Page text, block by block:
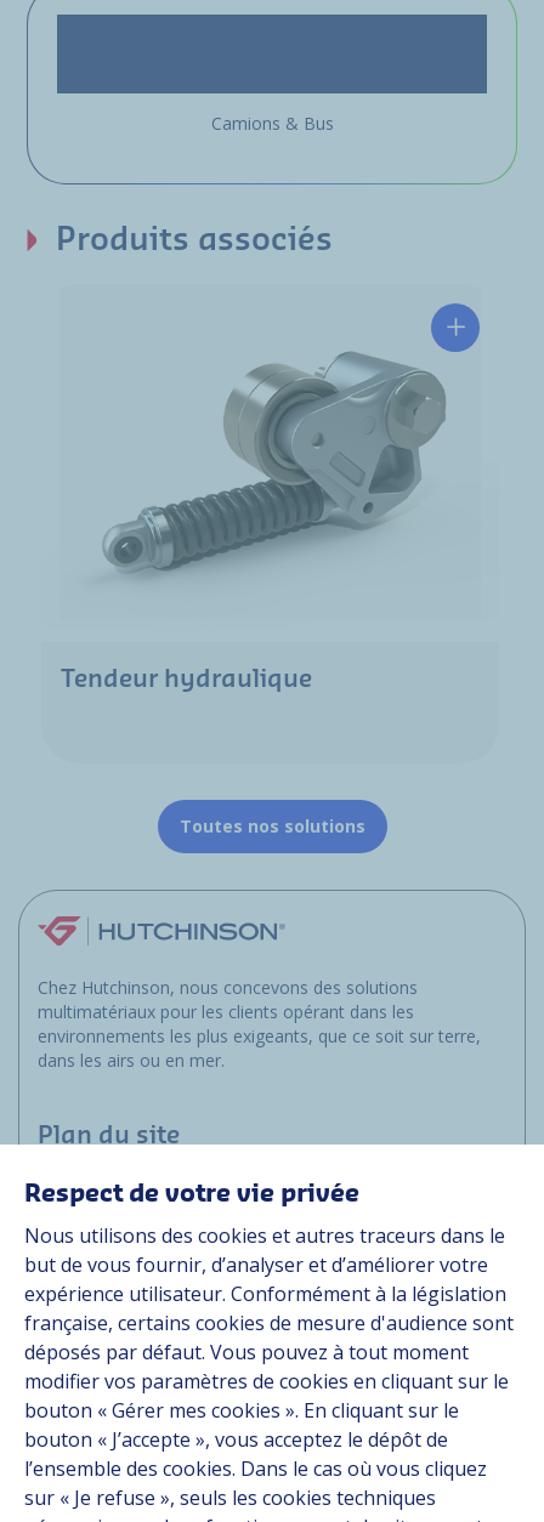
Camions & Bus
Produits associés
Tendeur hydraulique
Toutes nos solutions
Chez Hutchinson, nous concevons des solutions
multimatériaux pour les clients opérant dans les
environnements les plus exigeants, que ce soit sur terre,
dans les airs ou en mer.
Plan du site
Applications
Solutions
Ressources
À propos
Carrière
Contact
Suivez-nous
Respect de votre vie privée
Nous utilisons des cookies et autres traceurs dans le
but de vous fournir, d’analyser et d’améliorer votre
expérience utilisateur. Conformément à la législation
française, certains cookies de mesure d'audience sont
déposés par défaut. Vous pouvez à tout moment
modifier vos paramètres de cookies en cliquant sur le
bouton « Gérer mes cookies ». En cliquant sur le
bouton « J’accepte », vous acceptez le dépôt de
l’ensemble des cookies. Dans le cas où vous cliquez
sur « Je refuse », seuls les cookies techniques